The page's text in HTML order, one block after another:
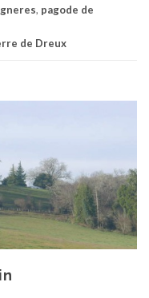
, pagode de
de Dreux